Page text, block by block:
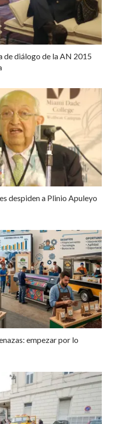
de diálogo de la AN 2015
despiden a Plinio Apuleyo
empezar por lo